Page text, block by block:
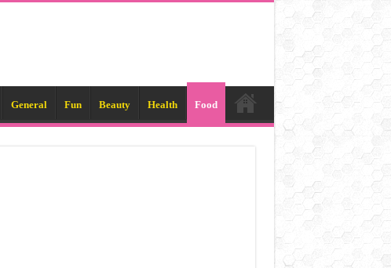
Food
Health
Beauty
Fun
General